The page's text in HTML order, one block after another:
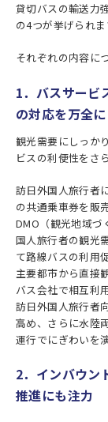
貸切バスの輸送力
の4つが挙げられま
それぞれの内容に
1．バスサービ
の対応を万全に
観光需要にしっか
ビスの利便性をさ
訪日外国人旅行者
の共通乗車券を販
DMO（観光地域づ
国人旅行者の観光
て路線バスの利用
主要都市から直接
バス会社で相互利
訪日外国人旅行者
高め、さらに水陸
運行でにぎわいを
2．インバウン
推進にも注力